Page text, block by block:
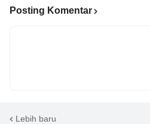
Posting Komentar
Lebih baru